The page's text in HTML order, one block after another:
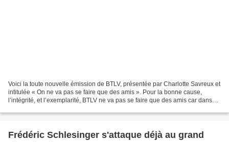
Voici la toute nouvelle émission de BTLV, présentée par Charlotte Savreux et
intitulée « On ne va pas se faire que des amis ». Pour la bonne cause,
l’intégrité, et l’exemplarité, BTLV ne va pas se faire que des amis car dans
Frédéric Schlesinger s'attaque déjà au grand